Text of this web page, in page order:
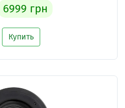
6999 грн
Купить